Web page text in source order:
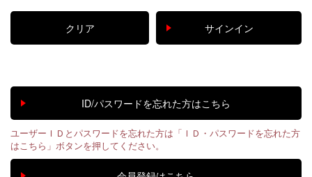
ユーザーＩＤとパスワードを忘れた方は「ＩＤ・パスワードを忘れた方
はこちら」ボタンを押してください。